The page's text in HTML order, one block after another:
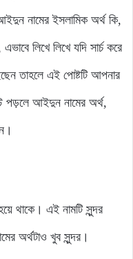
নামের ইসলামিক অর্থ কি,
লিখে লিখে যদি সার্চ করে
তাহলে এই পোষ্টটি আপনার
পড়লে আইদুন নামের অর্থ,
থাকে। এই নামটি সুন্দর
অর্থটাও খুব সুন্দর।